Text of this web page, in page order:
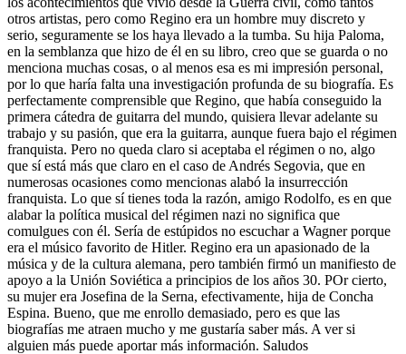
otros artistas, pero como Regino era un hombre muy discreto y
serio, seguramente se los haya llevado a la tumba. Su hija Paloma,
en la semblanza que hizo de él en su libro, creo que se guarda o no
menciona muchas cosas, o al menos esa es mi impresión personal,
por lo que haría falta una investigación profunda de su biografía. Es
perfectamente comprensible que Regino, que había conseguido la
primera cátedra de guitarra del mundo, quisiera llevar adelante su
trabajo y su pasión, que era la guitarra, aunque fuera bajo el régimen
franquista. Pero no queda claro si aceptaba el régimen o no, algo
que sí está más que claro en el caso de Andrés Segovia, que en
numerosas ocasiones como mencionas alabó la insurrección
franquista. Lo que sí tienes toda la razón, amigo Rodolfo, es en que
alabar la política musical del régimen nazi no significa que
comulgues con él. Sería de estúpidos no escuchar a Wagner porque
era el músico favorito de Hitler. Regino era un apasionado de la
música y de la cultura alemana, pero también firmó un manifiesto de
apoyo a la Unión Soviética a principios de los años 30. POr cierto,
su mujer era Josefina de la Serna, efectivamente, hija de Concha
Espina. Bueno, que me enrollo demasiado, pero es que las
biografías me atraen mucho y me gustaría saber más. A ver si
alguien más puede aportar más información. Saludos